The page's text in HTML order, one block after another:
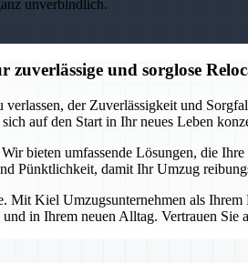
unverbindlich.
und sorglose
der Zuverlässigkeit und
auf den Start in Ihr neues Leben
bieten umfassende Lösungen, die
Pünktlichkeit, damit Ihr Umzug
Mit Kiel Umzugsunternehmen als
in Ihrem neuen Alltag. Vertrauen